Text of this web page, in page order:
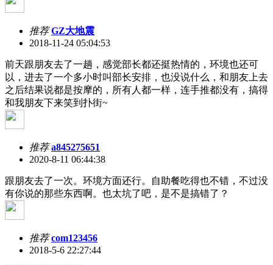
推荐GZ大地震
2018-11-24 05:04:53
前天跟朋友去了一趟，感觉部长都还挺热情的，环境也还可
以，进去了一个多小时叫部长安排，也没说什么，和朋友上去
之后结果说都是按摩的，所有人都一样，连手推都没有，搞得
和我朋友下来笑到扑街~
推荐a845275651
2020-8-11 06:44:38
跟朋友去了一次。环境方面还行。自助餐吃得也不错，不过没
有你说的那些东西啊。也太坑了吧，是不是搞错了？
推荐com123456
2018-5-6 22:27:44